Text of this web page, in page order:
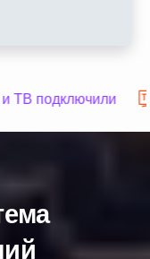
ТВ подключили